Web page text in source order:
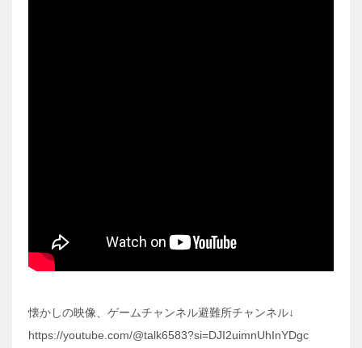
懐かしの映像、ゲームチャンネル避難所チャンネル↓
https://youtube.com/@talk6583?si=DJI2uimnUhInYDgc